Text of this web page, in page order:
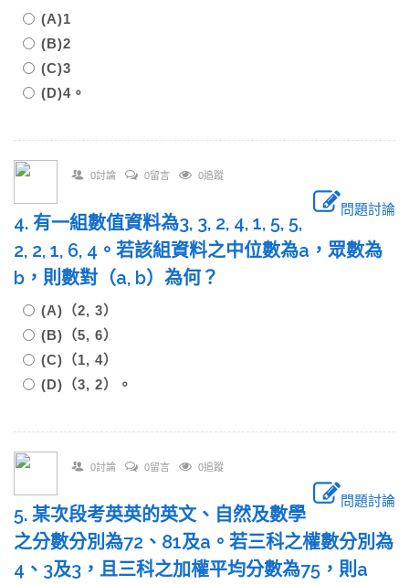
(A)1
(B)2
(C)3
(D)4。
0討論 0留言 0追蹤
問題討論
4. 有一組數值資料為3, 3, 2, 4, 1, 5, 5,
2, 2, 1, 6, 4。若該組資料之中位數為a，眾數為
b，則數對（a, b）為何？
(A)（2, 3）
(B)（5, 6）
(C)（1, 4）
(D)（3, 2）。
0討論 0留言 0追蹤
問題討論
5. 某次段考英英的英文、自然及數學
之分數分別為72、81及a。若三科之權數分別為
4、3及3，且三科之加權平均分數為75，則a